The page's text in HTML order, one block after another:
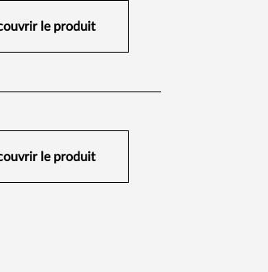
le produit​
le produit​